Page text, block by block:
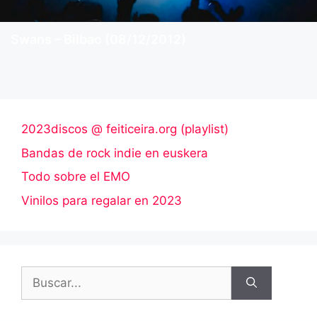
2023discos @ feiticeira.org (playlist)
Bandas de rock indie en euskera
Todo sobre el EMO
Vinilos para regalar en 2023